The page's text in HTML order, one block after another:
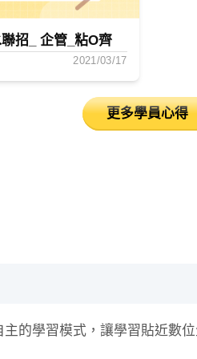
招_ 企管_粘O齊
2021/03/17
更多學員心得
的學習模式，讓學習貼近數位